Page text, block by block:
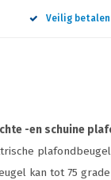
Veilig
-en schuine
kan tot 75